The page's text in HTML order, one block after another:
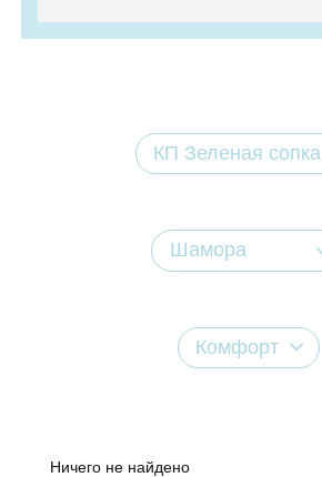
КП Зеленая сопка
Шамора
Комфорт
Ничего не найдено